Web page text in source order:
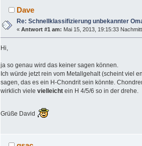
Dave
Re: Schnellklassifizierung unbekannter
«Antwort #1 am: Mai 15, 2013, 19:15:33
Hi,
ja so genau wird das keiner sagen können.
Ich würde jetzt rein vom Metallgehalt (scheint viel
sagen, das es ein H-Chondrit sein könnte.
wirklich viele vielleicht ein H 4/5/6 so in der drehe.
Grüße David